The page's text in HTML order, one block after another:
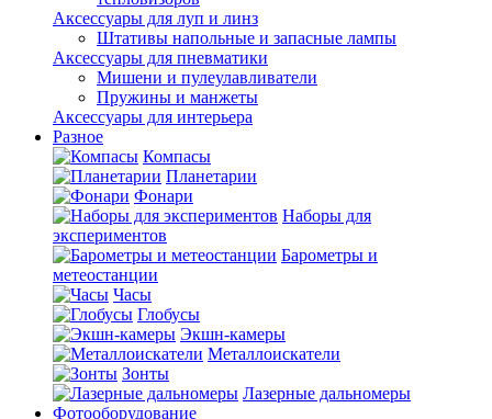
Аксессуары для луп и линз
Штативы напольные и запасные лампы
Аксессуары для пневматики
Мишени и пулеулавливатели
Пружины и манжеты
Аксессуары для интерьера
Разное
Компасы
Планетарии
Фонари
Наборы для
экспериментов
Барометры и
метеостанции
Часы
Глобусы
Экшн-камеры
Металлоискатели
Зонты
Лазерные дальномеры
Фотооборудование